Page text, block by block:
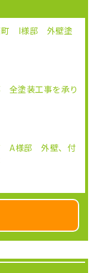
町 I様邸 外壁塗
全塗装工事を承り
A様邸 外壁、付